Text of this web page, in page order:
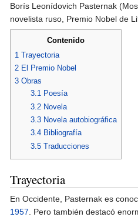
Borís Leonídovich Pasternak
novelista ruso, Premio Nobel de
Contenido
1 Trayectoria
2 El Premio Nobel
3 Obras
3.1 Poesía
3.2 Novela
3.3 Novela autobiográfica
3.4 Bibliografía
3.5 Traducciones
Trayectoria
En Occidente, Pasternak es
1957 . Pero también destacó